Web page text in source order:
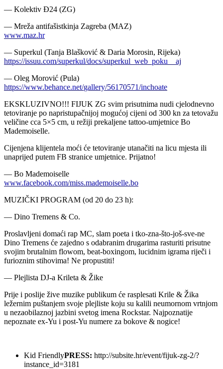
― Kolektiv Đ24 (ZG)
― Mreža antifašistkinja Zagreba (MAZ)
www.maz.hr
― Superkul (Tanja Blašković & Daria Morosin, Rijeka)
https://issuu.com/superkul/docs/superkul_web_poku__aj
― Oleg Morović (Pula)
https://www.behance.net/gallery/56170571/inchoate
EKSKLUZIVNO!!! FIJUK ZG svim prisutnima nudi cjelodnevno
tetoviranje po napristupačnijoj mogućoj cijeni od 300 kn za tetovažu
veličine cca 5×5 cm, u režiji prekaljene tattoo-umjetnice Bo
Mademoiselle.
Cijenjena klijentela moći će tetoviranje utanačiti na licu mjesta ili
unaprijed putem FB stranice umjetnice. Prijatno!
― Bo Mademoiselle
www.facebook.com/miss.mademoiselle.bo
MUZIČKI PROGRAM (od 20 do 23 h):
― Dino Tremens & Co.
Proslavljeni domaći rap MC, slam poeta i tko-zna-što-još-sve-ne
Dino Tremens će zajedno s odabranim drugarima rasturiti prisutne
svojim brutalnim flowom, beat-boxingom, lucidnim igrama riječi i
furioznim stihovima! Ne propustiti!
― Plejlista DJ-a Krileta & Žike
Prije i poslije žive muzike publikum će rasplesati Krile & Žika
ležernim puštanjem svoje plejliste koju su kalili neumornom vrtnjom
u nezaobilaznoj jazbini svetog imena Rockstar. Najpoznatije
nepoznate ex-Yu i post-Yu numere za bokove & nogice!
Kid FriendlyPRESS: http://subsite.hr/event/fijuk-zg-2/?
instance_id=3181